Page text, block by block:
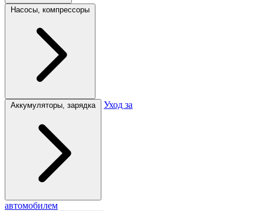
Насосы, компрессоры
Аккумуляторы, зарядка Уход за
автомобилем